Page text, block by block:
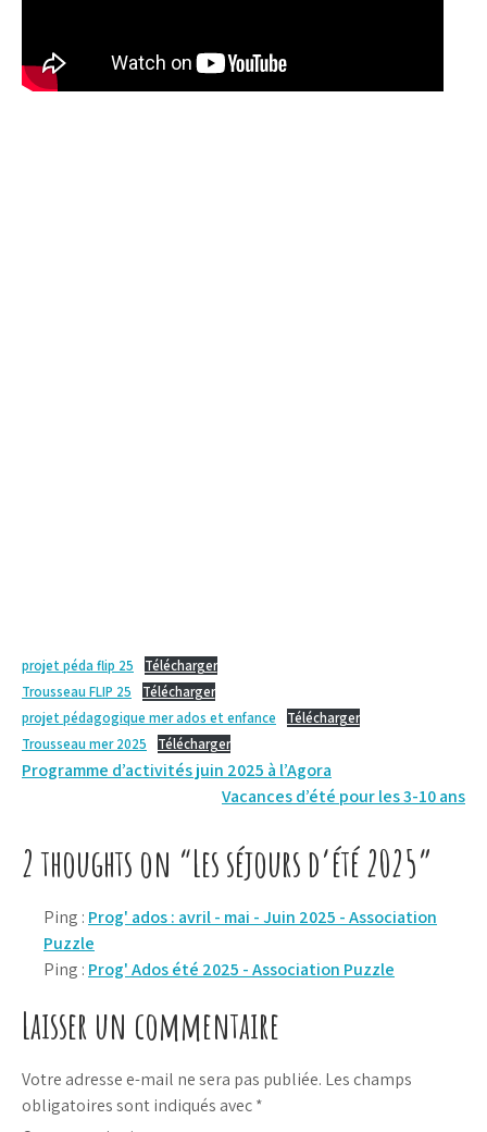
projet péda flip 25
Télécharger
Trousseau FLIP 25
Télécharger
projet pédagogique mer ados et enfance
Télécharger
Trousseau mer 2025
Télécharger
Navigation
l’article
Programme d’activités juin 2025 à l’Agora
Vacances d’été pour les 3-10 ans
2 thoughts on “Les séjours d’été 2025”
Ping : Prog' ados : avril - mai - Juin 2025 - Association
Puzzle
Ping : Prog' Ados été 2025 - Association Puzzle
Laisser un commentaire
Votre adresse e-mail ne sera pas publiée. Les champs
obligatoires sont indiqués avec*